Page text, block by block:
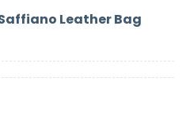
Leather Bag